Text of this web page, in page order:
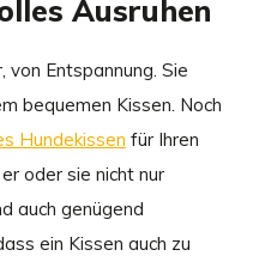
Ausruhen
Entspannung. Sie
bequemen Kissen. Noch
Hundekissen für Ihren
oder sie nicht nur
auch genügend
ein Kissen auch zu